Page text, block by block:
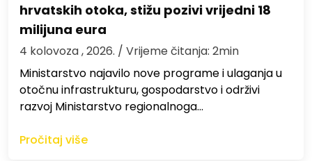
hrvatskih otoka, stižu pozivi vrijedni 18
milijuna eura
4 kolovoza , 2026. / Vrijeme čitanja: 2min
Ministarstvo najavilo nove programe i ulaganja u
otočnu infrastrukturu, gospodarstvo i održivi
razvoj Ministarstvo regionalnoga…
Pročitaj više